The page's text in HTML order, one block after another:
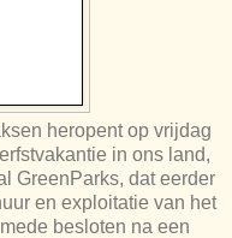
heropent op vrijdag
in ons land,
GreenParks, dat eerder
en exploitatie van het
besloten na een